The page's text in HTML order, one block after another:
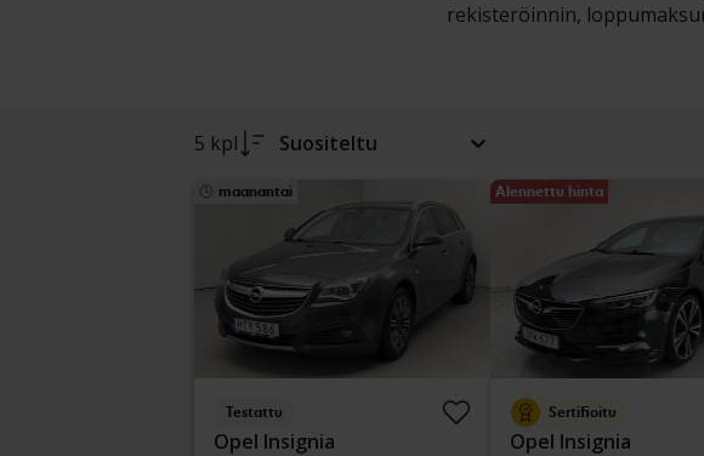
rekisteröinnin,
5 kpl Suositeltu
maanantai
Testattu
Opel Insignia
Alennettu hinta
Sertifioitu
Opel Insignia